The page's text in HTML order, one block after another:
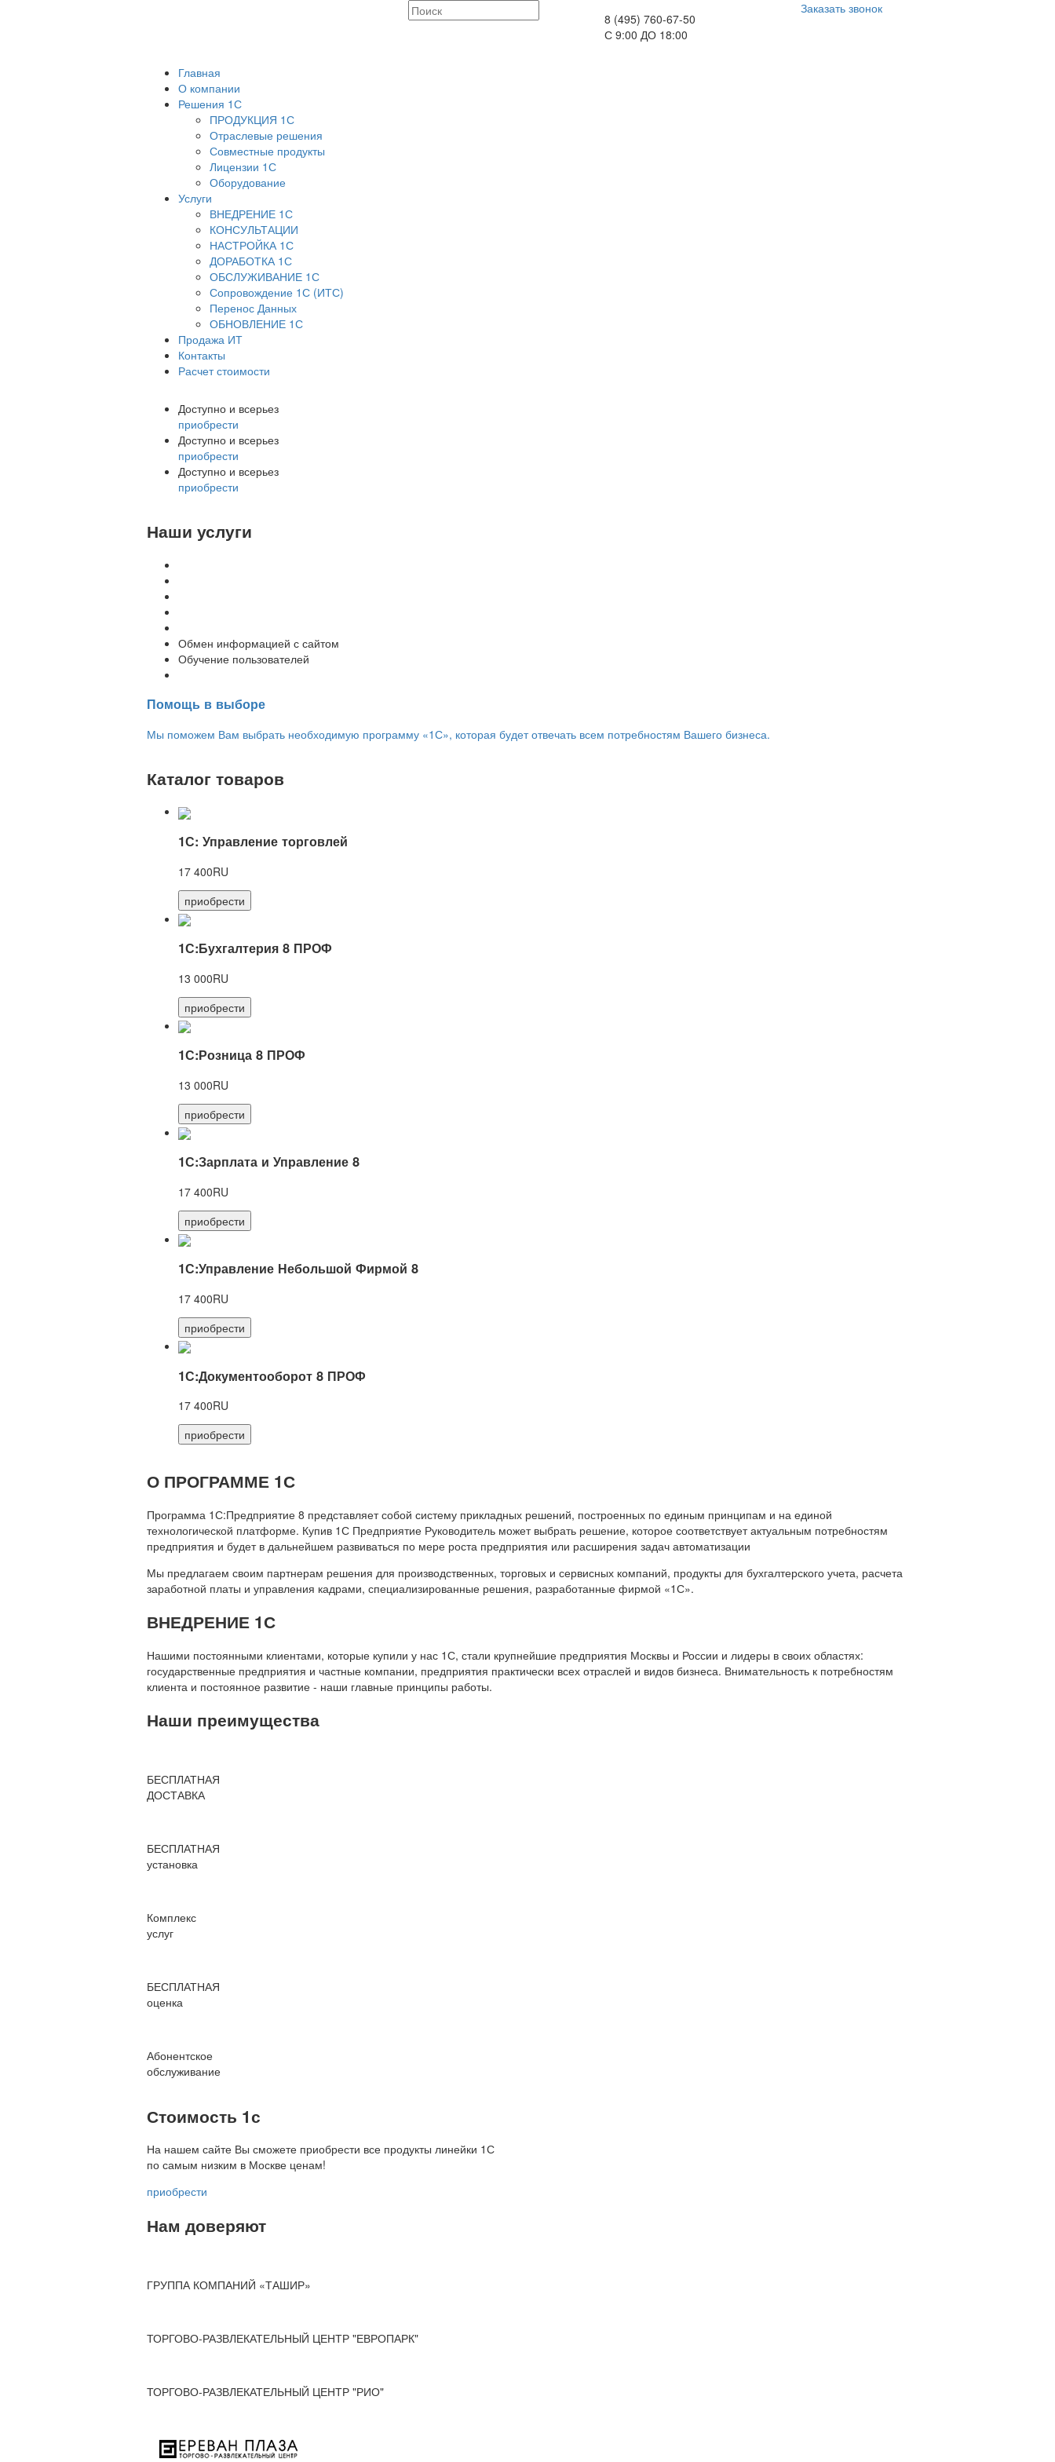
8 (495) 760-67-50
С 9:00 ДО 18:00
Заказать звонок
Главная
О компании
Решения 1С
ПРОДУКЦИЯ 1С
Отраслевые решения
Совместные продукты
Лицензии 1С
Оборудование
Услуги
ВНЕДРЕНИЕ 1С
КОНСУЛЬТАЦИИ
НАСТРОЙКА 1С
ДОРАБОТКА 1С
ОБСЛУЖИВАНИЕ 1С
Сопровождение 1С (ИТС)
Перенос Данных
ОБНОВЛЕНИЕ 1С
Продажа ИТ
Контакты
Расчет стоимости
Доступно и всерьез
приобрести
Доступно и всерьез
приобрести
Доступно и всерьез
приобрести
Наши услуги
Обмен информацией с сайтом
Обучение пользователей
Помощь в выборе
Мы поможем Вам выбрать необходимую программу «1С», которая будет отвечать всем потребностям Вашего бизнеса.
Каталог товаров
1С: Управление торговлей
17 400RU
приобрести
1С:Бухгалтерия 8 ПРОФ
13 000RU
приобрести
1С:Розница 8 ПРОФ
13 000RU
приобрести
1С:Зарплата и Управление 8
17 400RU
приобрести
1С:Управление Небольшой Фирмой 8
17 400RU
приобрести
1С:Документооборот 8 ПРОФ
17 400RU
приобрести
О ПРОГРАММЕ 1С
Программа 1С:Предприятие 8 представляет собой систему прикладных решений, построенных по единым принципам и на единой
технологической платформе. Купив 1С Предприятие Руководитель может выбрать решение, которое соответствует актуальным потребностям
предприятия и будет в дальнейшем развиваться по мере роста предприятия или расширения задач автоматизации
Мы предлагаем своим партнерам решения для производственных, торговых и сервисных компаний, продукты для бухгалтерского учета, расчета
заработной платы и управления кадрами, специализированные решения, разработанные фирмой «1С».
ВНЕДРЕНИЕ 1С
Нашими постоянными клиентами, которые купили у нас 1С, стали крупнейшие предприятия Москвы и России и лидеры в своих областях:
государственные предприятия и частные компании, предприятия практически всех отраслей и видов бизнеса. Внимательность к потребностям
клиента и постоянное развитие - наши главные принципы работы.
Наши преимущества
БЕСПЛАТНАЯ
ДОСТАВКА
БЕСПЛАТНАЯ
установка
Комплекс
услуг
БЕСПЛАТНАЯ
оценка
Абонентское
обслуживание
Стоимость 1с
На нашем сайте Вы сможете приобрести все продукты линейки 1С
по самым низким в Москве ценам!
приобрести
Нам доверяют
ГРУППА КОМПАНИЙ «ТАШИР»
ТОРГОВО-РАЗВЛЕКАТЕЛЬНЫЙ ЦЕНТР "ЕВРОПАРК"
ТОРГОВО-РАЗВЛЕКАТЕЛЬНЫЙ ЦЕНТР "РИО"